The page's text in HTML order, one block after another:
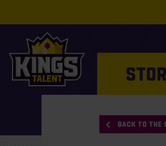
BACK TO THE